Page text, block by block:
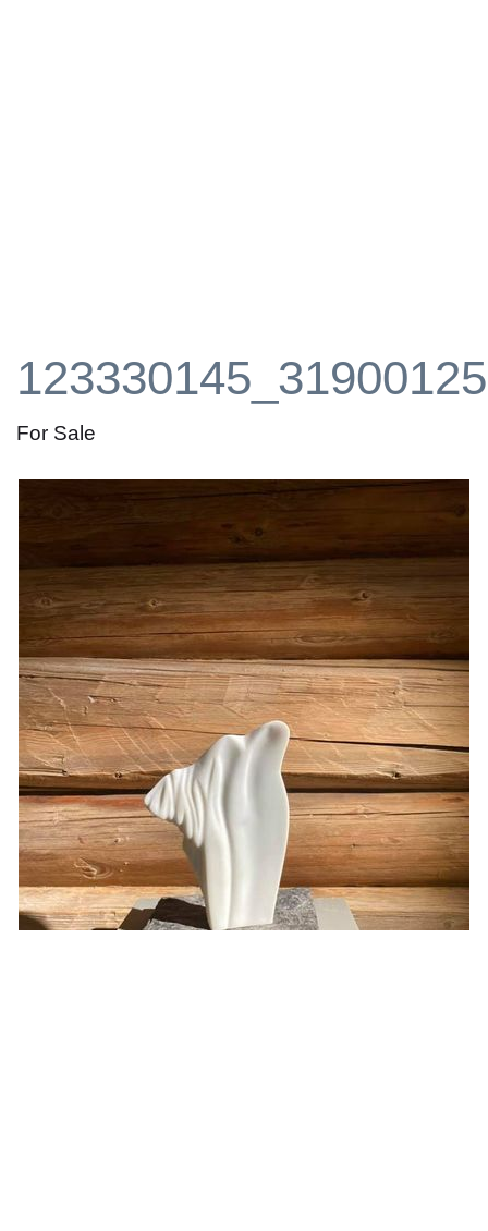
For Sale